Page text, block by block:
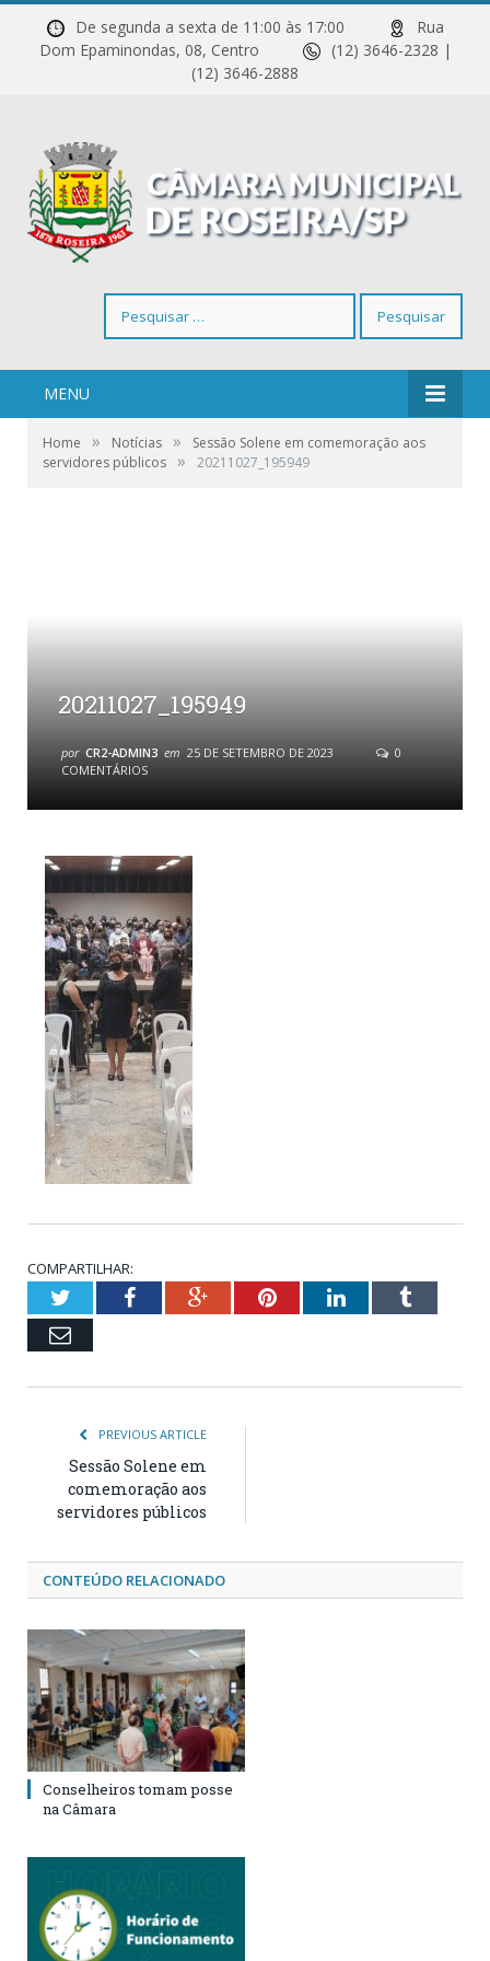
De segunda a sexta de 11:00 às 17:00
Rua
Dom Epaminondas, 08, Centro
(12) 3646-2328 |
(12) 3646-2888
por:
MENU
Home » Notícias »
Sessão Solene em comemoração aos
servidores públicos » 20211027_195949
20211027_195949
por CR2-ADMIN3 em 25 DE SETEMBRO DE 2023
0
COMENTÁRIOS
COMPARTILHAR:
TwitterFacebookGoogle+PinterestLinkedInTumblr
Email
PREVIOUS ARTICLE
Sessão Solene em
comemoração aos
servidores públicos
CONTEÚDO RELACIONADO
Conselheiros tomam posse
na Câmara